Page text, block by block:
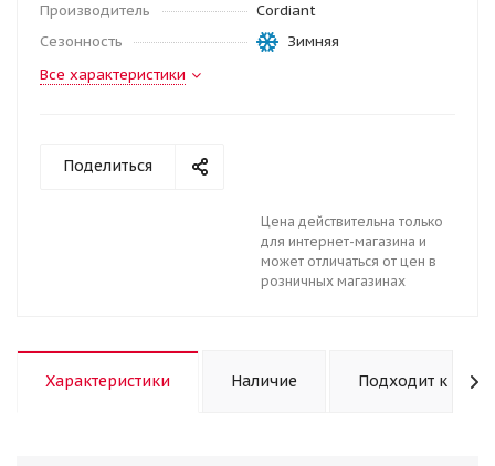
Производитель
Cordiant
Сезонность
Зимняя
Все характеристики
Поделиться
Цена действительна только
для интернет-магазина и
может отличаться от цен в
розничных магазинах
Характеристики Наличие Подходит к авто